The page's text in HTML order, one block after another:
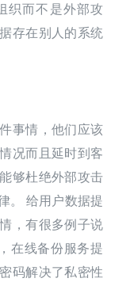
织而不是外部攻
存在别人的系统
事情，他们应该
况而且延时到客
够杜绝外部攻击
。 给用户数据提
，有很多例子说
在线备份服务提
码解决了私密性